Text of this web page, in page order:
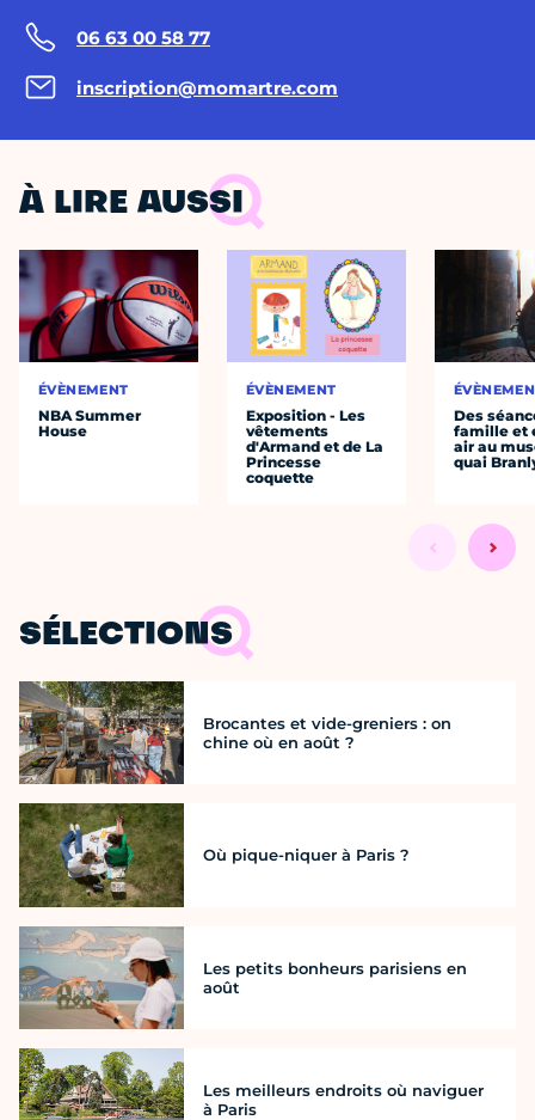
06 63 00 58 77
inscription@momartre.com
À LIRE AUSSI
ÉVÈNEMENT
NBA Summer
House
ÉVÈNEMENT
Exposition - Les
vêtements
d'Armand et de La
Princesse
coquette
Des
famille et
air au
quai
SÉLECTIONS
Brocantes et vide-greniers : on
chine où en août ?
Où pique-niquer à Paris ?
Les petits bonheurs parisiens en
août
Les meilleurs endroits où naviguer
à Paris